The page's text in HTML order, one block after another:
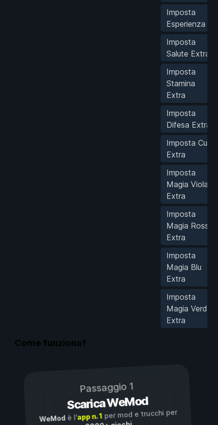
Imposta
Esperienza
Imposta
Salute Extra
Imposta
Stamina
Extra
Imposta
Difesa Extra
Imposta Cura
Extra
Imposta
Magia Viola
Extra
Imposta
Magia Rossa
Extra
Imposta
Magia Blu
Extra
Imposta
Magia Verde
Extra
Come funziona?
Passaggio 1
Scarica WeMod
WeMod è l'app n. 1per mod e trucchi per